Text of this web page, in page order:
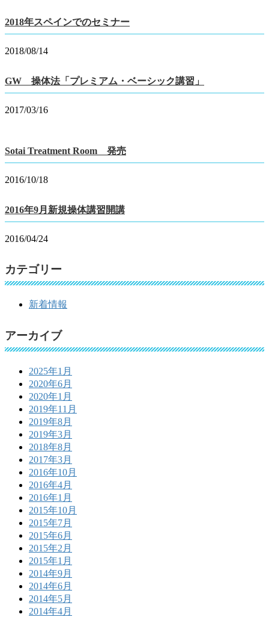
2018年スペインでのセミナー
2018/08/14
GW 操体法「プレミアム・ベーシック講習」
2017/03/16
Sotai Treatment Room 発売
2016/10/18
2016年9月新規操体講習開講
2016/04/24
カテゴリー
新着情報
アーカイブ
2025年1月
2020年6月
2020年1月
2019年11月
2019年8月
2019年3月
2018年8月
2017年3月
2016年10月
2016年4月
2016年1月
2015年10月
2015年7月
2015年6月
2015年2月
2015年1月
2014年9月
2014年6月
2014年5月
2014年4月